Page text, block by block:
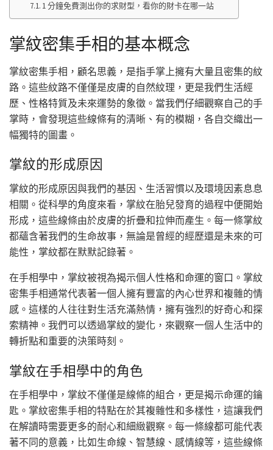
1 分鐘免費測出你的求財型，看你的財卡在哪一站
掌紋密集手相的基本概念
掌紋密集手相，顧名思義，是指手掌上擁有大量且密集的紋
路。這些紋路不僅僅是皮膚的自然紋理，更是我們生活經
歷、性格特質及未來運勢的象徵。當我們仔細觀察自己的手
掌時，會發現這些線條有的清晰、有的模糊，各自交織出一
幅獨特的圖畫。
掌紋的形成原因
掌紋的形成原因與我們的基因、生活習慣以及環境因素息息
相關。從科學的角度來看，掌紋在胎兒發育的過程中便開始
形成，這些線條由於皮膚的折疊和拉伸而產生。每一條掌紋
都蘊含著我們的生命故事，無論是曾經的經歷還是未來的可
能性，掌紋都在默默記錄著。
在手相學中，掌紋被視為揭示個人性格和命運的窗口。掌紋
密集手相通常代表著一個人擁有豐富的內心世界和複雜的情
感。這樣的人往往對生活充滿熱情，擁有強烈的好奇心和探
索精神。我們可以透過掌紋的變化，來觀察一個人生活中的
轉折點和重要的決策時刻。
掌紋在手相學中的角色
在手相學中，掌紋不僅僅是線條的組合，更是揭示命運的鑰
匙。掌紋密集手相的特點在於其複雜性和多樣性，這讓我們
在解讀時需要更多的耐心和細緻觀察。每一條線都可能代表
著不同的意義，比如生命線、智慧線、感情線等，這些線條